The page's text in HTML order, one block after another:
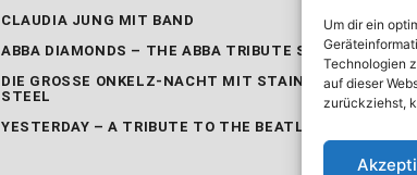
Um dir ein
Technologien
auf dieser
zurückziehst,
CLAUDIA JUNG MIT BAND
ABBA DIAMONDS – THE ABBA TRIBUTE SHOW
DIE GROSSE ONKELZ-NACHT MIT STAINLESS S
TEEL
YESTERDAY – A TRIBUTE TO THE BEATLES
IRISH
MUSIC
AKTEN